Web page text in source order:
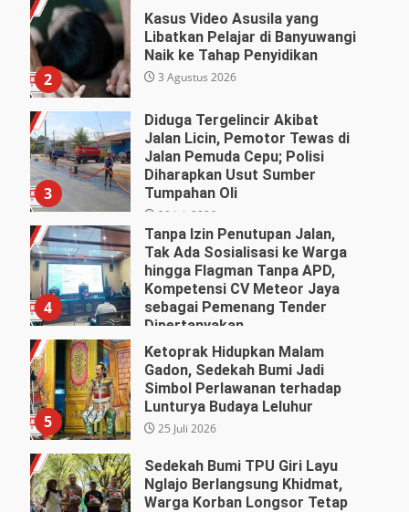
2
Kasus Video Asusila yang
Libatkan Pelajar di Banyuwangi
Naik ke Tahap Penyidikan
3 Agustus 2026
3
Diduga Tergelincir Akibat
Jalan Licin, Pemotor Tewas di
Jalan Pemuda Cepu; Polisi
Diharapkan Usut Sumber
Tumpahan Oli
29 Juli 2026
4
Tanpa Izin Penutupan Jalan,
Tak Ada Sosialisasi ke Warga
hingga Flagman Tanpa APD,
Kompetensi CV Meteor Jaya
sebagai Pemenang Tender
Dipertanyakan
27 Juli 2026
5
Ketoprak Hidupkan Malam
Gadon, Sedekah Bumi Jadi
Simbol Perlawanan terhadap
Lunturya Budaya Leluhur
25 Juli 2026
Sedekah Bumi TPU Giri Layu
Nglajo Berlangsung Khidmat,
Warga Korban Longsor Tetap